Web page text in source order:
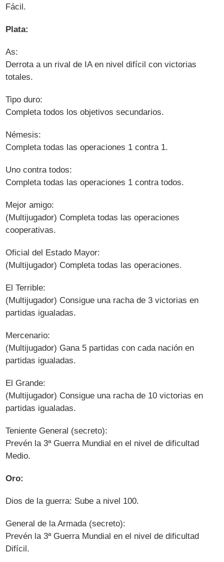
Fácil.
Plata:
As:
Derrota a un rival de IA en nivel difícil con victorias
totales.
Tipo duro:
Completa todos los objetivos secundarios.
Némesis:
Completa todas las operaciones 1 contra 1.
Uno contra todos:
Completa todas las operaciones 1 contra todos.
Mejor amigo:
(Multijugador) Completa todas las operaciones
cooperativas.
Oficial del Estado Mayor:
(Multijugador) Completa todas las operaciones.
El Terrible:
(Multijugador) Consigue una racha de 3 victorias en
partidas igualadas.
Mercenario:
(Multijugador) Gana 5 partidas con cada nación en
partidas igualadas.
El Grande:
(Multijugador) Consigue una racha de 10 victorias en
partidas igualadas.
Teniente General (secreto):
Prevén la 3ª Guerra Mundial en el nivel de dificultad
Medio.
Oro:
Dios de la guerra: Sube a nivel 100.
General de la Armada (secreto):
Prevén la 3ª Guerra Mundial en el nivel de dificultad
Difícil.